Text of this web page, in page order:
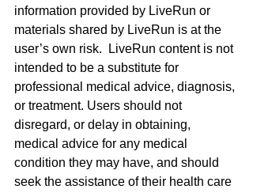
information provided by LiveRun or
materials shared by LiveRun is at the
user’s own risk.  LiveRun content is not
intended to be a substitute for
professional medical advice, diagnosis,
or treatment. Users should not
disregard, or delay in obtaining,
medical advice for any medical
condition they may have, and should
seek the assistance of their health care